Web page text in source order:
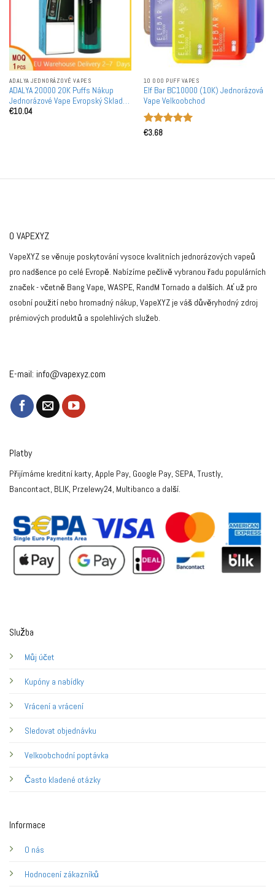
ADALYA JEDNORÁZOVÉ VAPES
ADALYA 20000 20K Puffs Nákup
Jednorázové Vape Evropský Sklad
Rychlé Zasílání Bez Minimálního
€10.04
10 000 PUFF VAPES
Elf Bar BC10000 (10K) Jednorázová
Vape Velkoobchod
Hodnocení
€3.68
O VAPEXYZ
VapeXYZ se věnuje poskytování vysoce kvalitních jednorázových vapeů
pro nadšence po celé Evropě. Nabízíme pečlivě vybranou řadu populárních
značek - včetně Bang Vape, WASPE, RandM Tornado a dalších. Ať už pro
osobní použití nebo hromadný nákup, VapeXYZ je váš důvěryhodný zdroj
prémiových produktů a spolehlivých služeb.
E-mail: info@vapexyz.com
Služba
Můj účet
Kupóny a nabídky
Vrácení a vrácení
Sledovat objednávku
Velkoobchodní poptávka
Často kladené otázky
Informace
O nás
Hodnocení zákazníků
Platby
Přijímáme kreditní karty, Apple Pay, Google Pay, SEPA, Trustly,
Bancontact, BLIK, Przelewy24, Multibanco a další.